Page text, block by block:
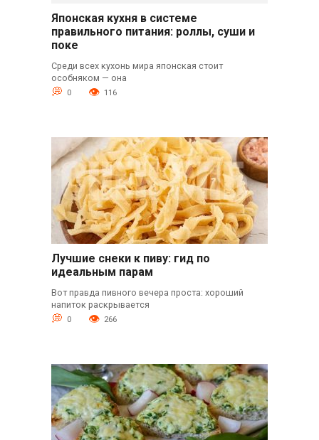
Японская кухня в системе
правильного питания: роллы, суши и
поке
Среди всех кухонь мира японская стоит
особняком — она
0 116
Лучшие снеки к пиву: гид по
идеальным парам
Вот правда пивного вечера проста: хороший
напиток раскрывается
0 266